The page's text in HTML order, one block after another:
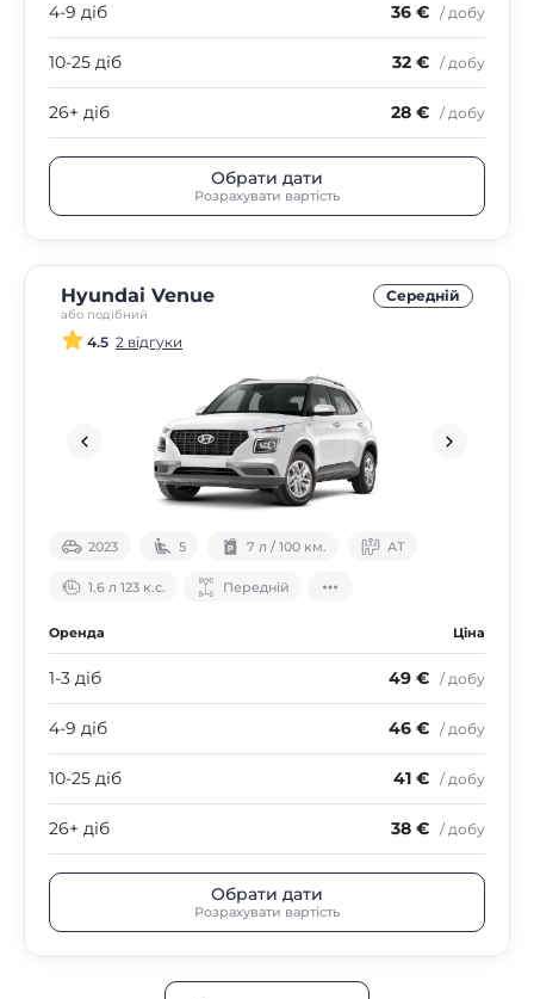
4-9 діб 36 € / добу
10-25 діб 32 € / добу
26+ діб 28 € / добу
Обрати дати
Розрахувати вартість
Hyundai Venue
або подібний
Середнiй
4.5 2 відгуки
2023 5 7 л / 100 км. АТ
1.6 л 123 к.с. Передній
Оренда Ціна
1-3 діб 49 € / добу
4-9 діб 46 € / добу
10-25 діб 41 € / добу
26+ діб 38 € / добу
Обрати дати
Розрахувати вартість